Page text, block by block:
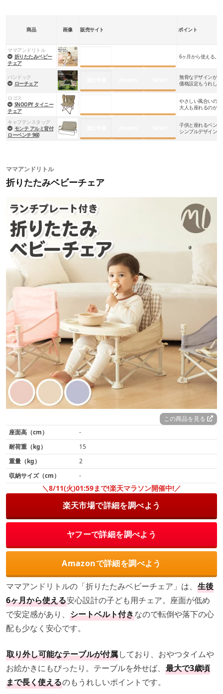
商品 画像 販売サイト ポイント
ママアンドリトル
折りたたみベビー
チェア
6ヶ月から使える。
バンドック
ローチェア
無骨なデザインが
価格設定もうれし
ロゴス
SNOOPY タイニー
チェア
やさしい風合いの
大人も座れるのが魅
キャプテンスタッグ
モンテ アルミ背付
ローベンチ 960
子供と座れるベン
シンプルデザイン
ママアンドリトル
折りたたみベビーチェア
この商品を見る
座面高（cm）
-
耐荷重（kg）
15
重量（kg）
2
収納サイズ（cm）
-
＼8/11(火)01:59まで!楽天マラソン開催中!／
楽天市場で詳細を調べよう
ヤフーで詳細を調べよう
Amazonで詳細を調べよう
ママアンドリトルの「折りたたみベビーチェア」は、 生後
6ヶ月から使える安心設計の子ども用チェア。座面が低め
で安定感があり、 シートベルト付きなので転倒や落下の心
配も少なく安心です。
取り外し可能なテーブルが付属しており、おやつタイムや
お絵かきにもぴったり。テーブルを外せば、 最大で3歳頃
まで長く使えるのもうれしいポイントです。